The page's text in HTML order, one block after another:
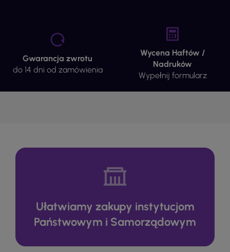
Gwarancja zwrotu
do 14 dni od zamówienia
Wycena Haftów /
Nadruków
Wypełnij formularz
Ułatwiamy zakupy instytucjom
Państwowym i Samorządowym